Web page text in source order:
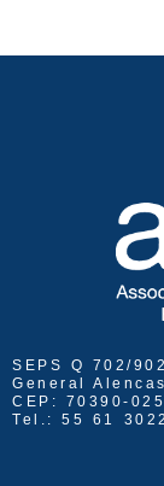
SEPS Q 702/
General
CEP: 70390-025
Tel.: 55 61